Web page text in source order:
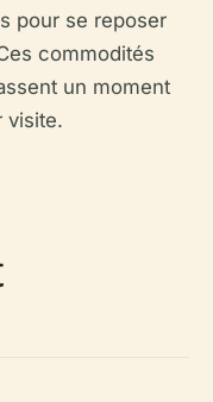
pour se reposer
commodités
un moment
visite.